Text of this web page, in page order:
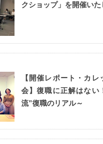
クショップ」を開催いた
【開催レポート・カレ
会】復職に正解はない
流”復職のリアル～